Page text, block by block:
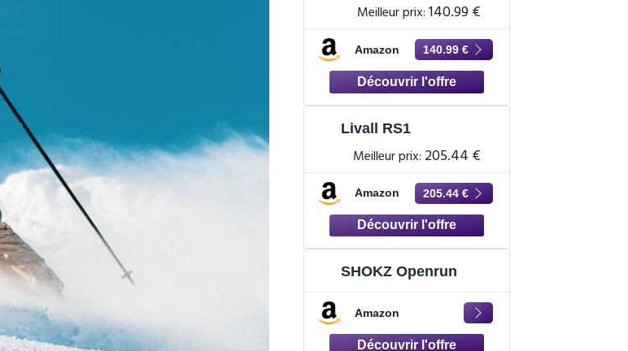
Meilleur prix:140.99 €
Amazon 140.99 €
Livall RS1
Meilleur prix: 205.44 €
Amazon 205.44 €
SHOKZ Openrun
Amazon